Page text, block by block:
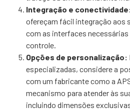
Integração e
ofereçam fácil integração aos
com as interfaces
controle.
Opções de personalização:
especializadas, considere a
com um fabricante como a
mecanismo para atender às
incluindo dimensões